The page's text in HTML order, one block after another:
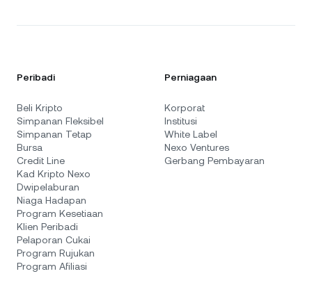
Peribadi
Beli Kripto
Simpanan Fleksibel
Simpanan Tetap
Bursa
Credit Line
Kad Kripto Nexo
Dwipelaburan
Niaga Hadapan
Program Kesetiaan
Klien Peribadi
Pelaporan Cukai
Program Rujukan
Program Afiliasi
Perniagaan
Korporat
Institusi
White Label
Nexo Ventures
Gerbang Pembayaran